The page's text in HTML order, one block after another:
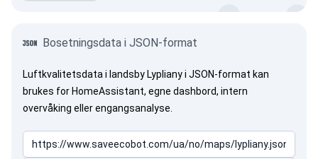
Bosetningsdata i JSON-format
Luftkvalitetsdata i landsby Lypliany i JSON-format kan
brukes for HomeAssistant, egne dashbord, intern
overvåking eller engangsanalyse.